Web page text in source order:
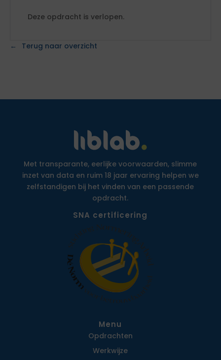
Deze opdracht is verlopen.
Terug naar overzicht
Met transparante, eerlijke voorwaarden, slimme
inzet van data en ruim 18 jaar ervaring helpen we
zelfstandigen bij het vinden van een passende
opdracht.
SNA certificering
Menu
Opdrachten
Werkwijze